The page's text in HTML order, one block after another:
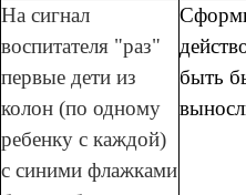
На сигнал
воспитателя "раз"
первые дети из
колон (по одному
ребенку с каждой)
с синими флажками
быть